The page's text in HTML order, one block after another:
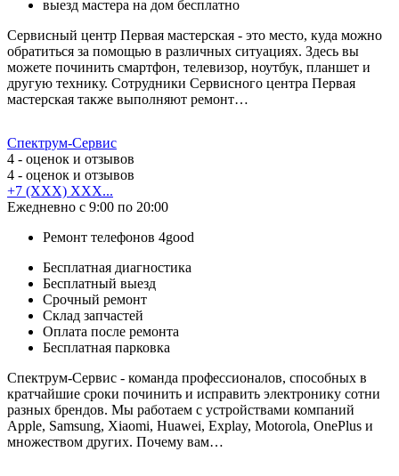
выезд мастера на дом бесплатно
Сервисный центр Первая мастерская - это место, куда можно
обратиться за помощью в различных ситуациях. Здесь вы
можете починить смартфон, телевизор, ноутбук, планшет и
другую технику. Сотрудники Сервисного центра Первая
мастерская также выполняют ремонт…
Спектрум-Сервис
4 - оценок и отзывов
4 - оценок и отзывов
+7 (XXX) XXX...
Ежедневно с 9:00 по 20:00
Ремонт телефонов 4good
Бесплатная диагностика
Бесплатный выезд
Срочный ремонт
Cклад запчастей
Оплата после ремонта
Бесплатная парковка
Спектрум-Сервис - команда профессионалов, способных в
кратчайшие сроки починить и исправить электронику сотни
разных брендов. Мы работаем с устройствами компаний
Apple, Samsung, Xiaomi, Huawei, Explay, Motorola, OnePlus и
множеством других. Почему вам…